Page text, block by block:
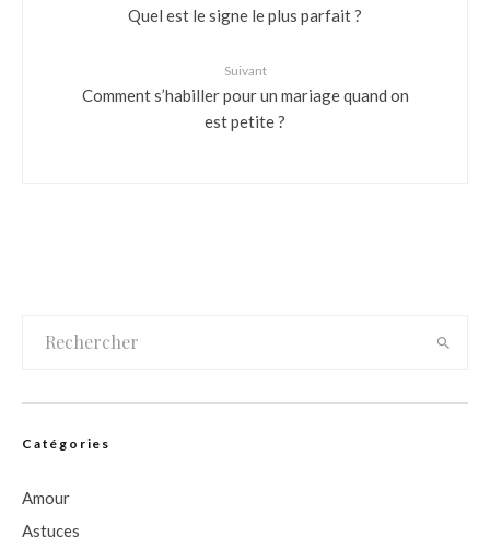
Quel est le signe le plus parfait ?
Suivant
Comment s’habiller pour un mariage quand on
est petite ?
Catégories
Amour
Astuces